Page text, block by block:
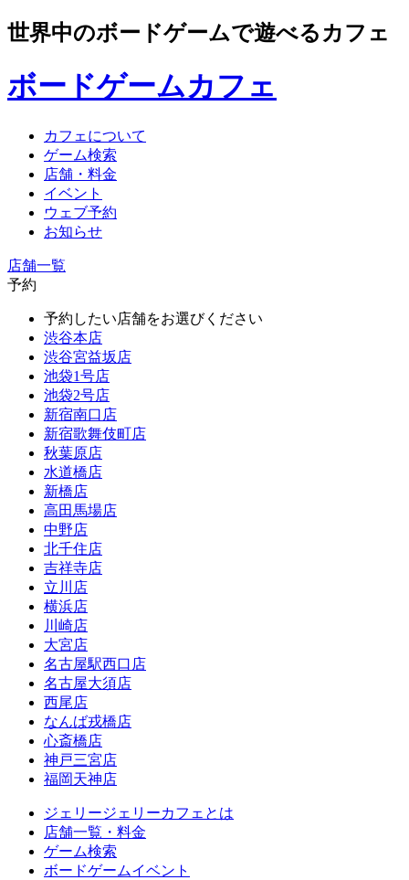
世界中のボードゲームで遊べるカフェ
ボードゲームカフェ
カフェについて
ゲーム検索
店舗・料金
イベント
ウェブ予約
お知らせ
店舗一覧
予約
予約したい店舗をお選びください
渋谷本店
渋谷宮益坂店
池袋1号店
池袋2号店
新宿南口店
新宿歌舞伎町店
秋葉原店
水道橋店
新橋店
高田馬場店
中野店
北千住店
吉祥寺店
立川店
横浜店
川崎店
大宮店
名古屋駅西口店
名古屋大須店
西尾店
なんば戎橋店
心斎橋店
神戸三宮店
福岡天神店
ジェリージェリーカフェとは
店舗一覧・料金
ゲーム検索
ボードゲームイベント